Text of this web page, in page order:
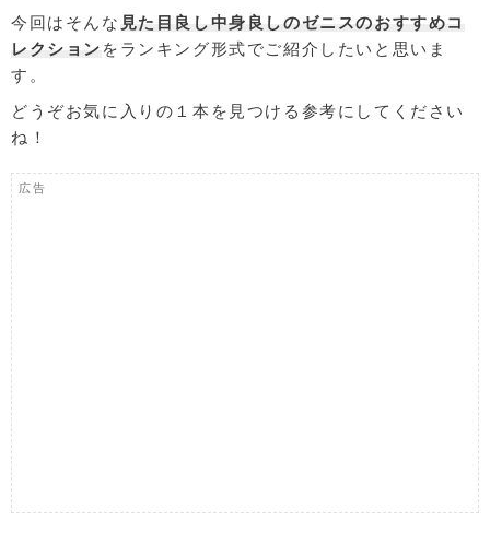
今回はそんな 見た目良し中身良しのゼニスのおすすめコ
レクション をランキング形式でご紹介したいと思いま
す。
どうぞお気に入りの１本を見つける参考にしてください
ね！
広告